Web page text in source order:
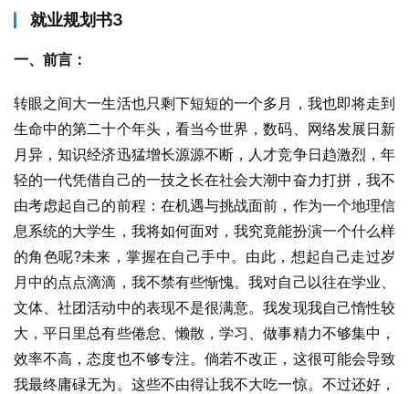
就业规划书3
一、前言：
转眼之间大一生活也只剩下短短的一个多月，我也即将走到
生命中的第二十个年头，看当今世界，数码、网络发展日新
月异，知识经济迅猛增长源源不断，人才竞争日趋激烈，年
轻的一代凭借自己的一技之长在社会大潮中奋力打拼，我不
由考虑起自己的前程：在机遇与挑战面前，作为一个地理信
息系统的大学生，我将如何面对，我究竟能扮演一个什么样
的角色呢?未来，掌握在自己手中。由此，想起自己走过岁
月中的点点滴滴，我不禁有些惭愧。我对自己以往在学业、
文体、社团活动中的表现不是很满意。我发现我自己惰性较
大，平日里总有些倦怠、懒散，学习、做事精力不够集中，
效率不高，态度也不够专注。倘若不改正，这很可能会导致
我最终庸碌无为。这些不由得让我不大吃一惊。不过还好，